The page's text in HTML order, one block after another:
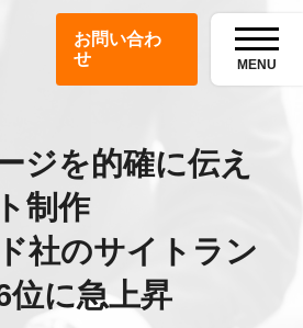
お問い合わ
せ
MENU
ジを的確に伝え
制作
社のサイトラン
位に急上昇